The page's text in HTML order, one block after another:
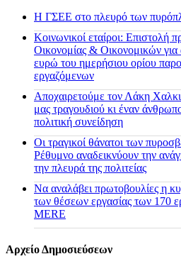
H ΓΣΕΕ στο πλευρό των
Κοινωνικοί εταίροι: Επιστολή
Οικονομίας & Οικονομικών
ευρώ του ημερήσιου ορίου
εργαζόμενων
Αποχαιρετούμε τον Λάκη
μας τραγουδιού κι έναν
πολιτική συνείδηση
Οι τραγικοί θάνατοι των
Ρέθυμνο αναδεικνύουν την
την πλευρά της πολιτείας
Να αναλάβει πρωτοβουλίες η
των θέσεων εργασίας των 170
MERE
Αρχείο Δημοσιεύσεων